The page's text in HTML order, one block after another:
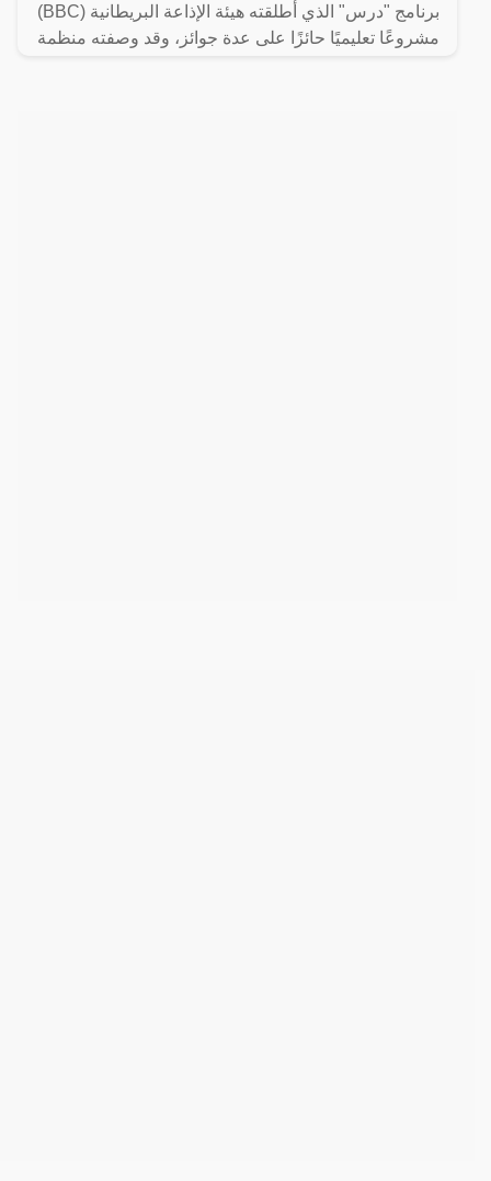
برنامج "درس" الذي أطلقته هيئة الإذاعة البريطانية (BBC)
مشروعًا تعليميًا حائزًا على عدة جوائز، وقد وصفته منظمة